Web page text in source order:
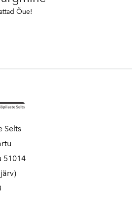
Õue!
Selts
51014